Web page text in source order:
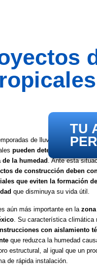
TU
de lluvia y huracanes
pueden deteriorar las
de la humedad . Ante esta
de construcción deben
que eviten la formación de
que disminuya su vida útil.
aún más importante en la
. Su característica climática
con aislamiento
que reduzca la humedad
estructural, al igual que un
de rápida instalación.